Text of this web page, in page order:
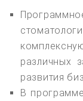
различных
развития
В